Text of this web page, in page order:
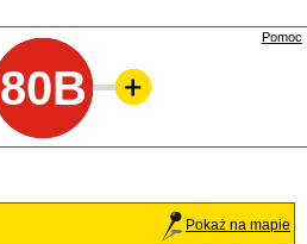
80B
Pomoc
Pokaż na mapie